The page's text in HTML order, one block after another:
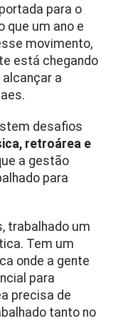
para o
que um ano e
movimento,
está chegando
a
desafios
retroárea e
a gestão
para
trabalhado um
Tem um
onde a gente
para
precisa de
tanto no